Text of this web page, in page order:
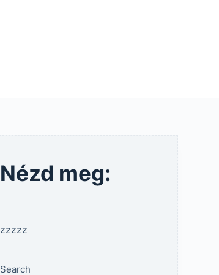
Nézd meg:
zzzzz
Search